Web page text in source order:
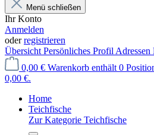
Menü schließen
Ihr Konto
Anmelden
oderregistrieren
Übersicht Persönliches Profil Adressen
0,00 € Warenkorb enthält 0
0,00 €.
Home
Teichfische
Zur Kategorie Teichfische